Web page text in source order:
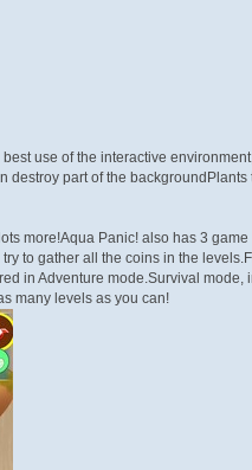
use of the interactive
destroy part of the backgroundPlants
more!Aqua Panic! also has 3 game
to gather all the coins in the
in Adventure mode.Survival mode,
many levels as you can!